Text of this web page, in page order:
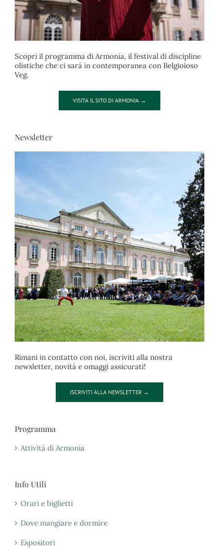
Scopri il programma di Armonia, il festival di discipline
olistiche che ci sarà in contemporanea con Belgioioso
Veg.
VISITA IL SITO DI ARMONIA →
Newsletter
Rimani in contatto con noi, iscriviti alla nostra
newsletter, novità e omaggi assicurati!
ISCRIVITI ALLA NEWSLETTER →
Programma
Attività di Armonia
Info Utili
Orari e biglietti
Dove mangiare e dormire
Espositori